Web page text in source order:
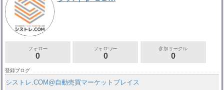
フォロー
0
フォロワー
0
参加サークル
0
登録ブログ
シストレ.COM@自動売買マーケットプレイス